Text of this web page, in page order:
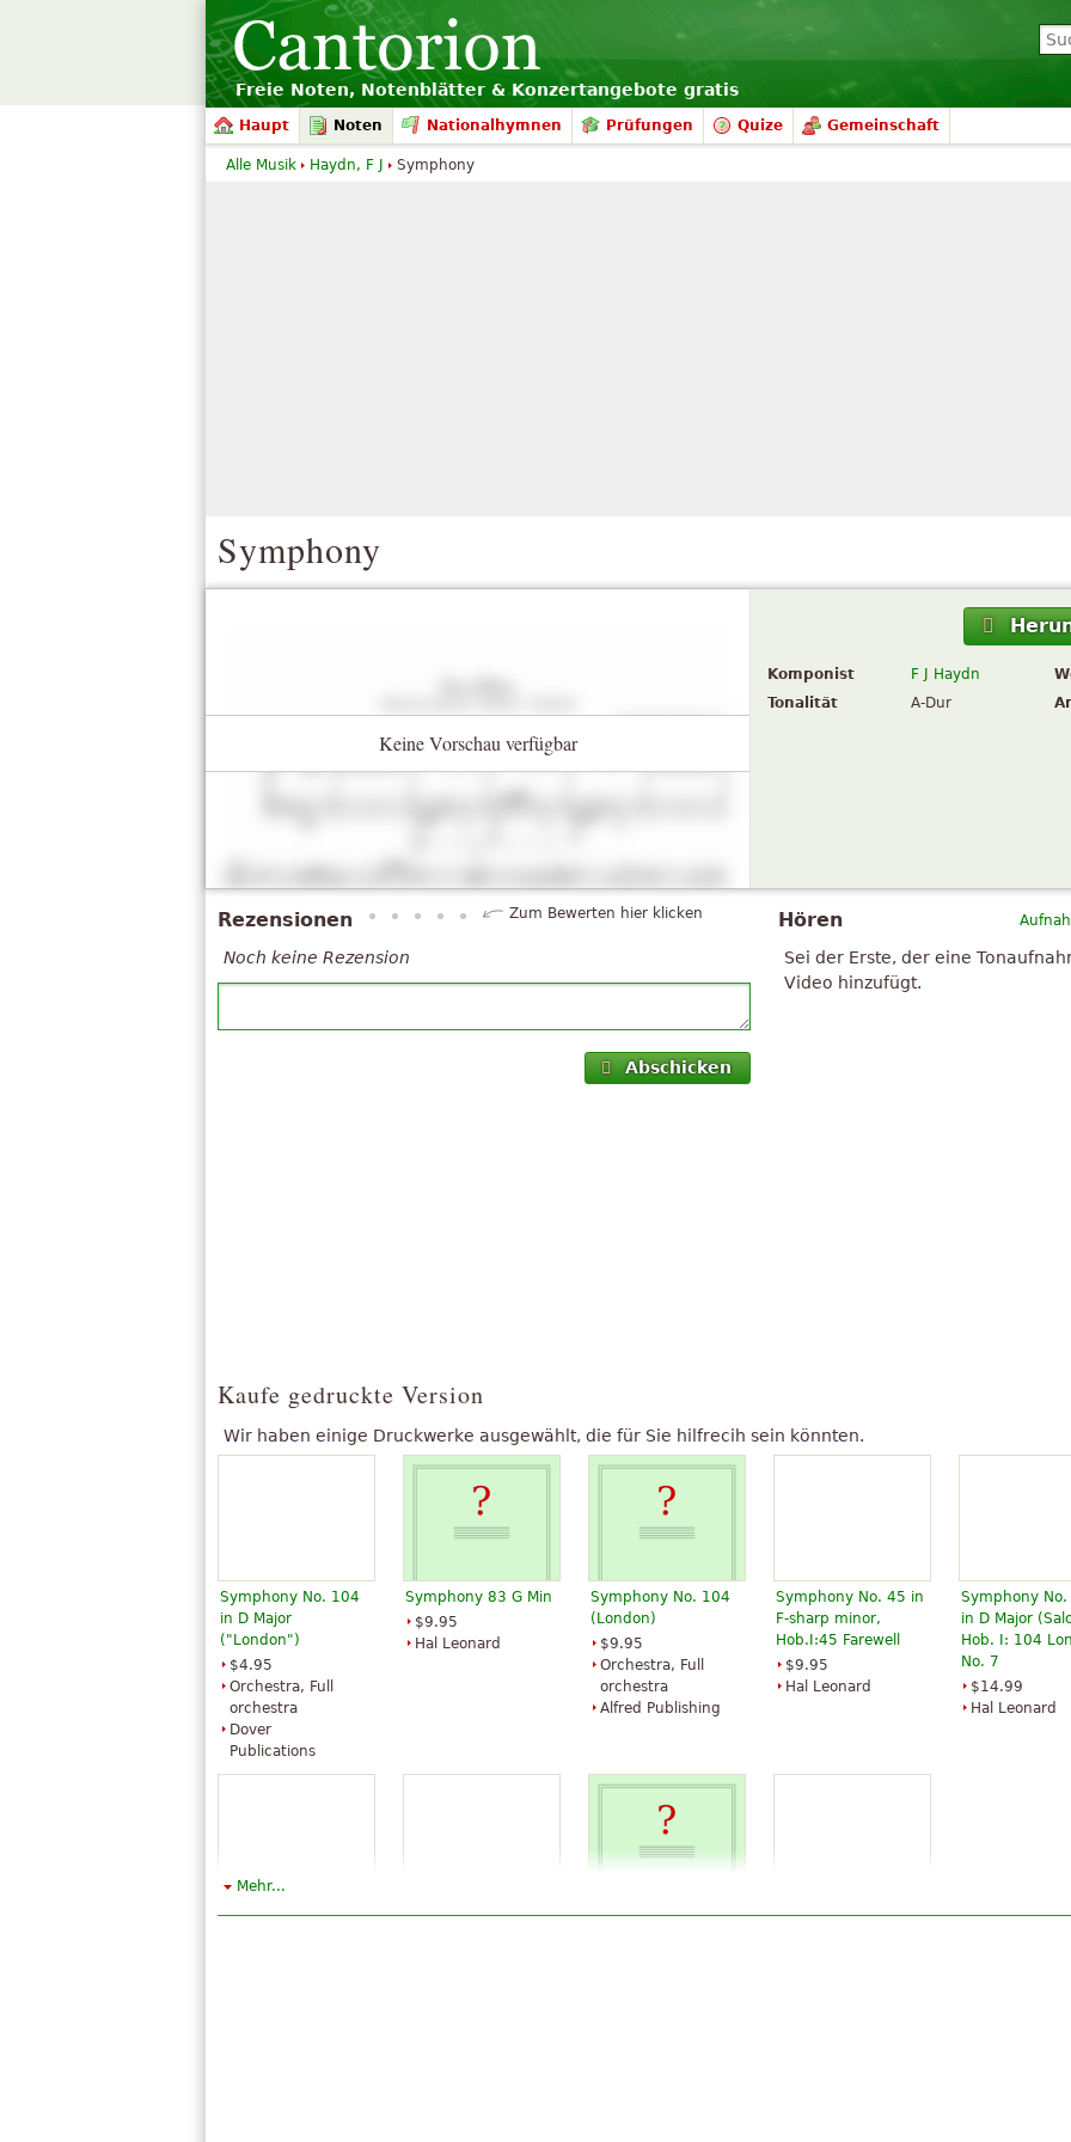
Freie Noten, Notenblätter & Konzertangebote gratis
Haupt Noten Nationalhymnen Prüfungen Quize Gemeinschaft
Symphony
Keine Vorschau verfügbar
Komponist F J Haydn
Tonalität
A-Dur
Hören
Sei der Erste, der eine
Video hinzufügt.
Rezensionen Zum Bewerten hier klicken
Noch keine Rezension
Abschicken
Kaufe gedruckte Version
Wir haben einige Druckwerke ausgewählt, die für Sie hilfrecih sein könnten.
Symphony No. 104
in D Major
("London")
$4.95
Orchestra, Full
orchestra
Dover
Publications
Symphony 83 G Min
$9.95
Hal Leonard
Symphony No. 104
(London)
$9.95
Orchestra, Full
orchestra
Alfred Publishing
Symphony No. 45 in
F-sharp minor,
Hob.I:45 Farewell
$9.95
Hal Leonard
Symphony
in D Major
Hob. I: 104
No. 7
$14.99
Hal Leonard
London Symphony,
Surprise Symphony
London Symphony
Symphony in B-flat
Mehr...
Alle Musik Haydn, F J Symphony